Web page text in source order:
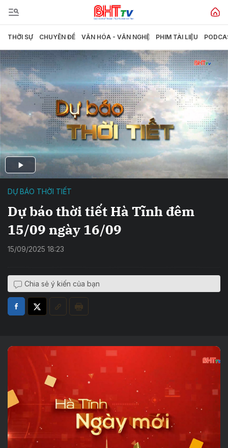
THỜI SỰ CHUYÊN ĐỀ VĂN HÓA - VĂN NGHỆ PHIM TÀI LIỆU
DỰ BÁO THỜI TIẾT
Dự báo thời tiết Hà Tĩnh đêm
15/09 ngày 16/09
15/09/2025 18:23
Chia sẻ ý kiến của bạn